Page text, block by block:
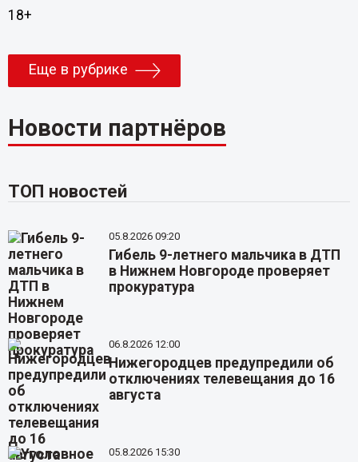
18+
Еще в рубрике
Новости партнёров
ТОП новостей
05.8.2026 09:20
Гибель 9-летнего мальчика в ДТП
в Нижнем Новгороде проверяет
прокуратура
06.8.2026 12:00
Нижегородцев предупредили об
отключениях телевещания до 16
августа
05.8.2026 15:30